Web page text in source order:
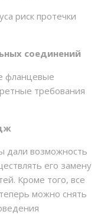
риск протечки
соединений
фланцевые
требования
дали возможность
его замену
Кроме того, все
можно снять